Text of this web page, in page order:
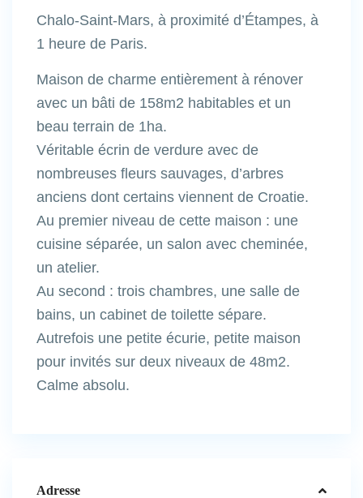
Chalo-Saint-Mars, à proximité d’Étampes, à
1 heure de Paris.
Maison de charme entièrement à rénover
avec un bâti de 158m2 habitables et un
beau terrain de 1ha.
Véritable écrin de verdure avec de
nombreuses fleurs sauvages, d’arbres
anciens dont certains viennent de Croatie.
Au premier niveau de cette maison : une
cuisine séparée, un salon avec cheminée,
un atelier.
Au second : trois chambres, une salle de
bains, un cabinet de toilette sépare.
Autrefois une petite écurie, petite maison
pour invités sur deux niveaux de 48m2.
Calme absolu.
Adresse